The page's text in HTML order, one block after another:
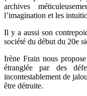
archives
l’imagination et les
Il y a aussi son
société du début du 20e
Irène Frain nous
étranglée par des
incontestablement de
être détruite.